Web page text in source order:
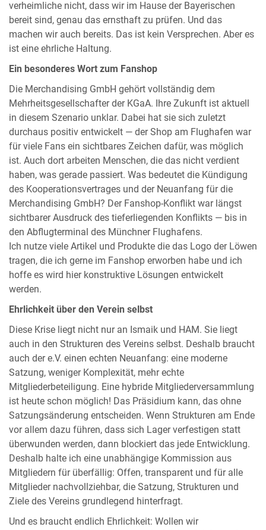
verheimliche nicht, dass wir im Hause der Bayerischen
bereit sind, genau das ernsthaft zu prüfen. Und das
machen wir auch bereits. Das ist kein Versprechen. Aber es
ist eine ehrliche Haltung.
Ein besonderes Wort zum Fanshop
Die Merchandising GmbH gehört vollständig dem
Mehrheitsgesellschafter der KGaA. Ihre Zukunft ist aktuell
in diesem Szenario unklar. Dabei hat sie sich zuletzt
durchaus positiv entwickelt — der Shop am Flughafen war
für viele Fans ein sichtbares Zeichen dafür, was möglich
ist. Auch dort arbeiten Menschen, die das nicht verdient
haben, was gerade passiert. Was bedeutet die Kündigung
des Kooperationsvertrages und der Neuanfang für die
Merchandising GmbH? Der Fanshop-Konflikt war längst
sichtbarer Ausdruck des tieferliegenden Konflikts — bis in
den Abflugterminal des Münchner Flughafens.
Ich nutze viele Artikel und Produkte die das Logo der Löwen
tragen, die ich gerne im Fanshop erworben habe und ich
hoffe es wird hier konstruktive Lösungen entwickelt
werden.
Ehrlichkeit über den Verein selbst
Diese Krise liegt nicht nur an Ismaik und HAM. Sie liegt
auch in den Strukturen des Vereins selbst. Deshalb braucht
auch der e.V. einen echten Neuanfang: eine moderne
Satzung, weniger Komplexität, mehr echte
Mitgliederbeteiligung. Eine hybride Mitgliederversammlung
ist heute schon möglich! Das Präsidium kann, das ohne
Satzungsänderung entscheiden. Wenn Strukturen am Ende
vor allem dazu führen, dass sich Lager verfestigen statt
überwunden werden, dann blockiert das jede Entwicklung.
Deshalb halte ich eine unabhängige Kommission aus
Mitgliedern für überfällig: Offen, transparent und für alle
Mitglieder nachvollziehbar, die Satzung, Strukturen und
Ziele des Vereins grundlegend hinterfragt.
Und es braucht endlich Ehrlichkeit: Wollen wir